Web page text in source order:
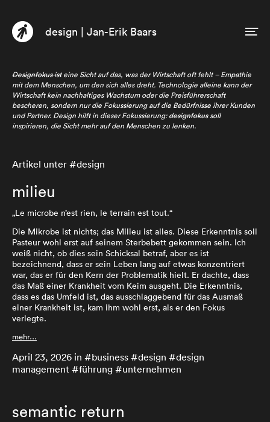
design | Jan-Erik Baars
Beratung
Buch
DEEN
Designfokus isteine Sicht auf das, was der Wirtschaft oft fehlt – Empathie
mit dem Menschen, um den sich alles dreht. Technologie alleine kann der
Wirtschaft kein nachhaltiges Wachstum oder die Preisführerschaft
bescheren, sondern nur die Fokussierung auf die Bedürfnisse ihrer Kunden
und Partner. Design hilft in dieser Fokussierung:designfokussoll
inspirieren, die Sicht mehr auf den Menschen zu lenken.
Artikel unter #design
milieu
„Le microbe n’est rien, le terrain est tout.“
Die Mikrobe ist nichts; das Milieu ist alles. Diese Erkenntnis soll
Pasteur wohl erst auf seinem Sterbebett gekommen sein. Ich
weiß nicht, ob dies sein Schicksal betraf, aber es ist
bezeichnend, dass er sein Leben lang auf etwas konzentriert
war, das er für den Kern der Problematik hielt. Er dachte, dass
das Maß einer Krankheit vom Keim ausgeht. Die Erkenntnis,
dass es das Umfeld ist, das ausschlaggebend für das Ausmaß
einer Krankheit ist, kam ihm wohl erst, als er den Fokus
verlegte.
mehr…
April 23, 2026 in #business #design #design
management #führung #unternehmen
semantic return